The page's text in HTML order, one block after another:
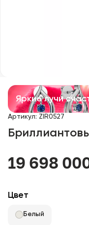
Аксессуары
Все
О нас
Избранное
Яркие лучи
Артикул: ZIR0527
19 698
Цвет
Белый